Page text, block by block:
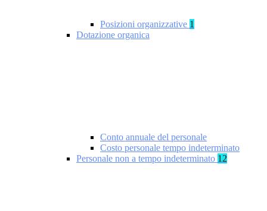
Posizioni organizzative 1
Dotazione organica
Conto annuale del personale
Costo personale tempo indeterminato
Personale non a tempo indeterminato 12